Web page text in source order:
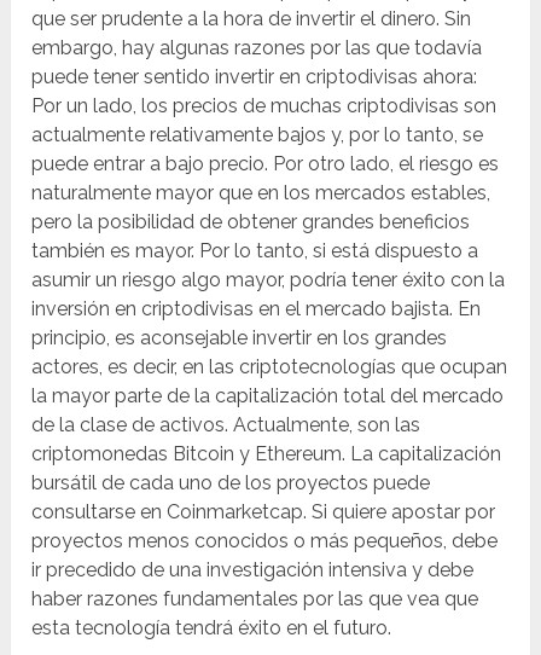
que ser prudente a la hora de invertir el dinero. Sin
embargo, hay algunas razones por las que todavía
puede tener sentido invertir en criptodivisas ahora:
Por un lado, los precios de muchas criptodivisas son
actualmente relativamente bajos y, por lo tanto, se
puede entrar a bajo precio. Por otro lado, el riesgo es
naturalmente mayor que en los mercados estables,
pero la posibilidad de obtener grandes beneficios
también es mayor. Por lo tanto, si está dispuesto a
asumir un riesgo algo mayor, podría tener éxito con la
inversión en criptodivisas en el mercado bajista. En
principio, es aconsejable invertir en los grandes
actores, es decir, en las criptotecnologías que ocupan
la mayor parte de la capitalización total del mercado
de la clase de activos. Actualmente, son las
criptomonedas Bitcoin y Ethereum. La capitalización
bursátil de cada uno de los proyectos puede
consultarse en Coinmarketcap. Si quiere apostar por
proyectos menos conocidos o más pequeños, debe
ir precedido de una investigación intensiva y debe
haber razones fundamentales por las que vea que
esta tecnología tendrá éxito en el futuro.